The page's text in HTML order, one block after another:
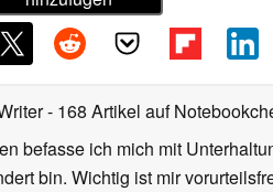
- 168 Artikel auf
befasse ich mich mit
bin. Wichtig ist mir